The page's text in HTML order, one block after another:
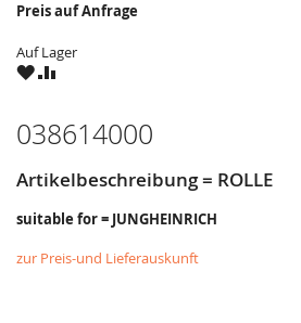
Preis auf Anfrage
Auf Lager
ZUZU
038614000
Artikelbeschreibung = ROLLE
suitable for = JUNGHEINRICH
zur Preis-und Lieferauskunft